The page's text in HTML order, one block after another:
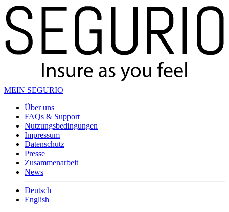
MEIN SEGURIO
Über uns
FAQs & Support
Nutzungsbedingungen
Impressum
Datenschutz
Presse
Zusammenarbeit
News
Deutsch
English